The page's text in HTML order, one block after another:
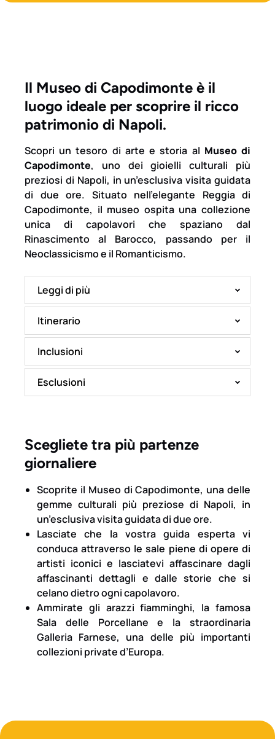
Il Museo di Capodimonte è il
luogo ideale per scoprire il ricco
patrimonio di Napoli.
Scopri un tesoro di arte e storia al Museo di
Capodimonte, uno dei gioielli culturali più
preziosi di Napoli, in un’esclusiva visita guidata
di due ore. Situato nell’elegante Reggia di
Capodimonte, il museo ospita una collezione
unica di capolavori che spaziano dal
Rinascimento al Barocco, passando per il
Neoclassicismo e il Romanticismo.
Leggi di più
Itinerario
Inclusioni
Esclusioni
Scegliete tra più partenze
giornaliere
Scoprite il Museo di Capodimonte, una delle
gemme culturali più preziose di Napoli, in
un’esclusiva visita guidata di due ore.
Lasciate che la vostra guida esperta vi
conduca attraverso le sale piene di opere di
artisti iconici e lasciatevi affascinare dagli
affascinanti dettagli e dalle storie che si
celano dietro ogni capolavoro.
Ammirate gli arazzi fiamminghi, la famosa
Sala delle Porcellane e la straordinaria
Galleria Farnese, una delle più importanti
collezioni private d’Europa.